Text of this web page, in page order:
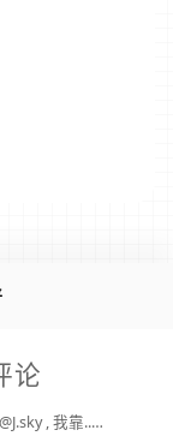
论
2broear : @J.sky , 我靠.. 心情复杂 [ Emoji Image ]